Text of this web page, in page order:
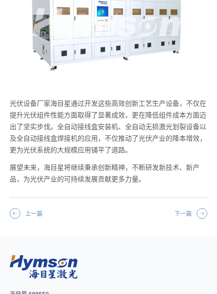
光伏设备厂家海目星通过开发这些高效创新工艺生产设备，不仅在
提升光伏组件性能方面取得了显著成效，更在降低组件成本方面迈
出了坚实步伐。全自动接线盒安装机、全自动无损激光划裂设备以
及全自动接线盒焊接机的应用，不仅推动了光伏产业的降本增效，
更为光伏系统的大规模应用铺平了道路。
展望未来，海目星将继续秉承创新精神，不断研发新技术、新产
品，为光伏产业的可持续发展贡献更多力量。
上一篇 下一篇